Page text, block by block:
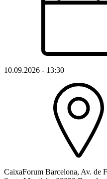
10.09.2026 - 13:30
CaixaForum Barcelona, Av. de